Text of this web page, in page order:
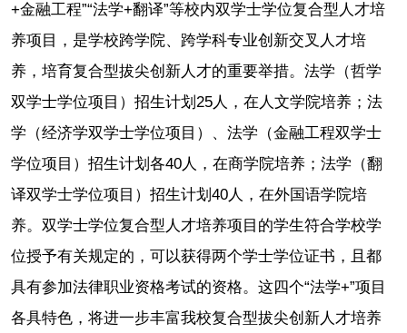
+金融工程”“法学+翻译”等校内双学士学位复合型人才培
养项目，是学校跨学院、跨学科专业创新交叉人才培
养，培育复合型拔尖创新人才的重要举措。法学（哲学
双学士学位项目）招生计划25人，在人文学院培养；法
学（经济学双学士学位项目）、法学（金融工程双学士
学位项目）招生计划各40人，在商学院培养；法学（翻
译双学士学位项目）招生计划40人，在外国语学院培
养。双学士学位复合型人才培养项目的学生符合学校学
位授予有关规定的，可以获得两个学士学位证书，且都
具有参加法律职业资格考试的资格。这四个“法学+”项目
各具特色，将进一步丰富我校复合型拔尖创新人才培养